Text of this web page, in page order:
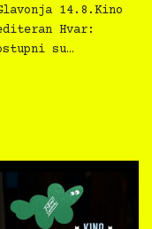
14.8.Kino
Hvar:
su…